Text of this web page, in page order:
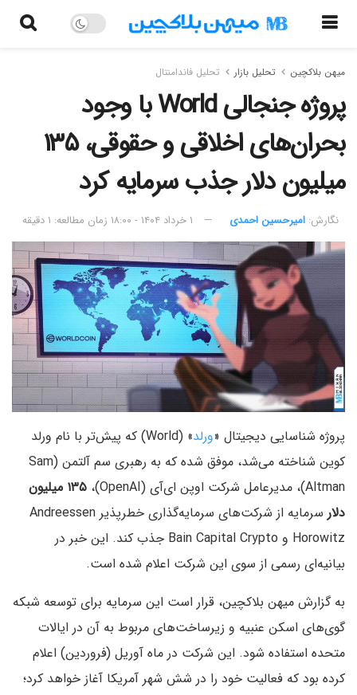
میهن بلاکچین تحلیل بازار تحلیل فاندامنتال
پروژه جنجالی World با وجود
بحران‌های اخلاقی و حقوقی، ۱۳۵
میلیون دلار جذب سرمایه کرد
نگارش:‌ امیرحسین احمدی ۱ خرداد ۱۴۰۴ - ۱۸:۰۰ زمان مطالعه: ۱ دقیقه
پروژه شناسایی دیجیتال «ورلد
» (World) که پیش‌تر با نام ورلد
کوین شناخته می‌شد، موفق شده که به رهبری سم آلتمن (Sam
Altman)، مدیرعامل شرکت اوپن ای‌آی (OpenAI)،
۱۳۵ میلیون
دلار
سرمایه از شرکت‌های سرمایه‌گذاری خطرپذیر Andreessen
Horowitz و Bain Capital Crypto جذب کند. این خبر در
بیانیه‌ای رسمی از سوی این شرکت اعلام شده است.
به گزارش میهن بلاکچین، قرار است این سرمایه برای توسعه شبکه
گوی‌های اسکن عنبیه و زیرساخت‌های مربوط به آن در ایالات
متحده استفاده شود. این شرکت در ماه آوریل (فروردین) اعلام
کرده بود که فعالیت خود را در شش شهر آمریکا آغاز خواهد کرد؛